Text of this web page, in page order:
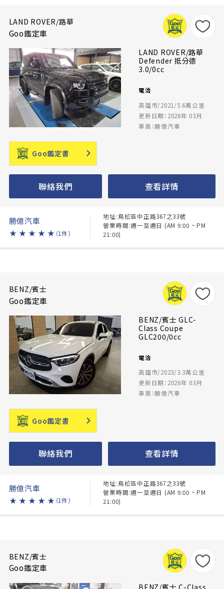
LAND ROVER/路華
Goo鑑定車
LAND ROVER/路華
Defender 抵分德
3.0/0cc
電洽
高雄市/2021/5.6萬公里
更新日期：2026年 03月
車商：勝億汽車
Goo鑑定書
聯絡我們 查看詳情
勝億汽車
★ ★ ★ ★ ★ （1件）
地址:鳥松區中正路367之33號
營業時間:週一至週日 (AM 9:00 ~ PM
21:00)
BENZ/賓士
Goo鑑定車
BENZ/賓士 GLC-
Class Coupe
GLC200/0cc
電洽
高雄市/2023/3.3萬公里
更新日期：2026年 03月
車商：勝億汽車
Goo鑑定書
聯絡我們 查看詳情
勝億汽車
★ ★ ★ ★ ★ （1件）
地址:鳥松區中正路367之33號
營業時間:週一至週日 (AM 9:00 ~ PM
21:00)
BENZ/賓士
Goo鑑定車
BENZ/賓士 C-Class